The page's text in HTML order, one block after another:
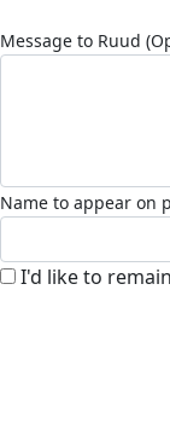
Message to Ruud
Name to appear on
I'd like to